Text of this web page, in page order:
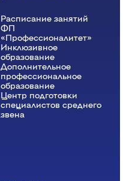
Расписание занятий
ФП
«Профессионалитет»
Инклюзивное
образование
Дополнительное
профессиональное
образование
Центр подготовки
специалистов среднего
звена